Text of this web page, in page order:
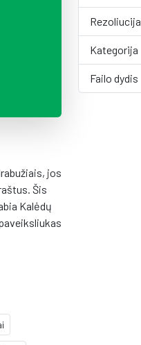
jos
Šis
Kalėdų
Rezoliucija
Kategorija
Failo dydis